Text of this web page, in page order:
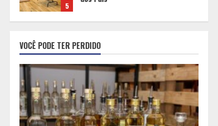
1
2
Cristo Redentor se iluminou na cor
laranja
A ordem dos alimentos importa.
Mas nem sempre da mesma forma
VOCÊ PODE TER PERDIDO